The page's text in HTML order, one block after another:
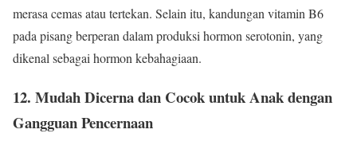
merasa cemas atau tertekan. Selain itu, kandungan vitamin B6
pada pisang berperan dalam produksi hormon serotonin, yang
dikenal sebagai hormon kebahagiaan.
12. Mudah Dicerna dan Cocok untuk Anak dengan
Gangguan Pencernaan